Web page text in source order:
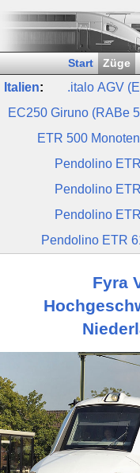
Start Züge
Italien: .italo AGV
EC250 Giruno (RABe
ETR 500
Pendolino
Pendolino
Pendolino
Pendolino ETR
Fyra